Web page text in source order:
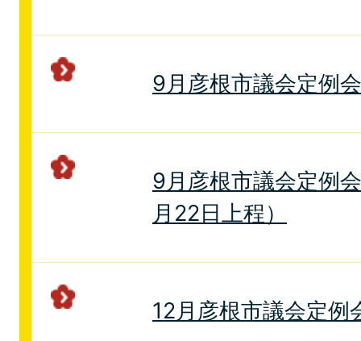
9月彦根市議会定例
9月彦根市議会定例
月22日上程）
12月彦根市議会定例